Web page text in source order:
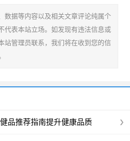
数据等内容以及相关文章评论纯属个
代表本站立场。如发现有违法信息或
站管理员联系，我们将在收到您的信
品推荐指南提升健康品质